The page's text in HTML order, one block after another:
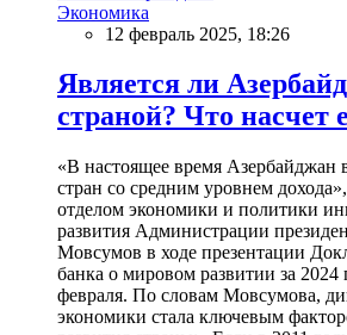
Экономика
12 февраль 2025, 18:26
Является ли
страной? Что насчет
«В настоящее время Азербайджан
стран со средним уровнем
отделом экономики и политики
развития Администрации
Мовсумов в ходе презентации
банка о мировом развитии за 2024
февраля. По словам Мовсумова,
экономики стала ключевым